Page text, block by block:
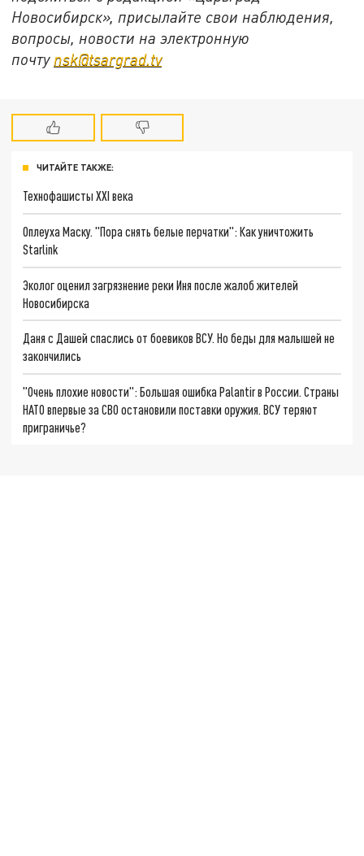
Новосибирск», присылайте свои наблюдения,
вопросы, новости на электронную
почту nsk@tsargrad.tv
ЧИТАЙТЕ ТАКЖЕ:
Технофашисты XXI века
Оплеуха Маску. "Пора снять белые перчатки": Как уничтожить
Starlink
Эколог оценил загрязнение реки Иня после жалоб жителей
Новосибирска
Даня с Дашей спаслись от боевиков ВСУ. Но беды для малышей не
закончились
"Очень плохие новости": Большая ошибка Palantir в России. Страны
НАТО впервые за СВО остановили поставки оружия. ВСУ теряют
приграничье?